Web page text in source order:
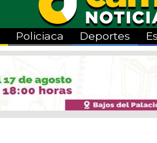
Policiaca Deportes